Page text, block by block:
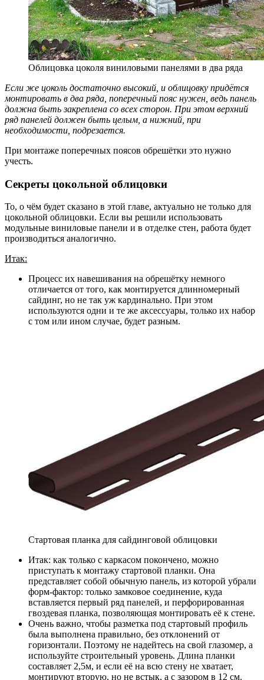
Облицовка цоколя виниловыми панелями в два ряда
Если же цоколь достаточно высокий, и облицовку придётся
монтировать в два ряда, поперечный пояс нужен, ведь панель
должна быть закреплена со всех сторон. При этом верхний
ряд панелей должен быть целым, а нижний, при
необходимости, подрезается.
При монтаже поперечных поясов обрешётки это нужно
учесть.
Секреты цокольной облицовки
То, о чём будет сказано в этой главе, актуально не только для
цокольной облицовки. Если вы решили использовать
модульные виниловые панели и в отделке стен, работа будет
производиться аналогично.
Итак:
Процесс их навешивания на обрешётку немного
отличается от того, как монтируется длинномерный
сайдинг, но не так уж кардинально. При этом
используются одни и те же аксессуары, только их набор
с том или ином случае, будет разным.
Стартовая планка для сайдинговой облицовки
Итак: как только с каркасом покончено, можно
приступать к монтажу стартовой планки. Она
представляет собой обычную панель, из которой убрали
форм-фактор: только замковое соединение, куда
вставляется первый ряд панелей, и перфорированная
гвоздевая планка, позволяющая монтировать её к стене.
Очень важно, чтобы разметка под стартовый профиль
была выполнена правильно, без отклонений от
горизонтали. Поэтому не надейтесь на свой глазомер, а
используйте строительный уровень. Длина планки
составляет 2,5м, и если её на всю стену не хватает,
монтируют вторую, но не встык, а с зазором в 12 см.